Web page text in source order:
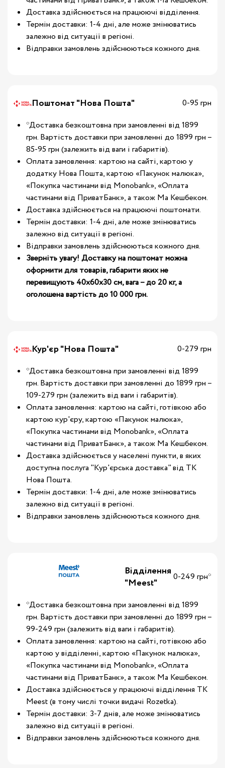
Доставка здійснюється на працюючі відділення.
Термін доставки: 1-4 дні, але може змінюватись
залежно від ситуації в регіоні.
Відправки замовлень здійснюються кожного дня.
Поштомат "Нова Пошта"
0-95 грн
*Доставка безкоштовна при замовленні від 1899
грн. Вартість доставки при замовленні до 1899 грн –
85-95 грн (залежить від ваги і габаритів).
Оплата замовлення: картою на сайті, картою у
додатку Нова Пошта, картою «Пакунок малюка»,
«Покупка частинами від Monobank», «Оплата
частинами від ПриватБанк», а також Ма Кешбеком.
Доставка здійснюється на працюючі поштомати.
Термін доставки: 1-4 дні, але може змінюватись
залежно від ситуації в регіоні.
Відправки замовлень здійснюються кожного дня.
Зверніть увагу! Доставку на поштомат можна
оформити для товарів, габарити яких не
перевищують 40х60х30 см, вага – до 20 кг, а
оголошена вартість до 10 000 грн.
Кур'єр "Нова Пошта"
0-279 грн
*Доставка безкоштовна при замовленні від 1899
грн. Вартість доставки при замовленні до 1899 грн –
109-279 грн (залежить від ваги і габаритів).
Оплата замовлення: картою на сайті, готівкою або
картою кур'єру, картою «Пакунок малюка»,
«Покупка частинами від Monobank», «Оплата
частинами від ПриватБанк», а також Ма Кешбеком.
Доставка здійснюється у населені пункти, в яких
доступна послуга "Кур'єрська доставка" від ТК
Нова Пошта.
Термін доставки: 1-4 дні, але може змінюватись
залежно від ситуації в регіоні.
Відправки замовлень здійснюються кожного дня.
Відділення
"Meest"
0-249 грн*
*Доставка безкоштовна при замовленні від 1899
грн. Вартість доставки при замовленні до 1899 грн –
99-249 грн (залежить від ваги і габаритів).
Оплата замовлення: картою на сайті, готівкою або
картою у відділенні, картою «Пакунок малюка»,
«Покупка частинами від Monobank», «Оплата
частинами від ПриватБанк», а також Ма Кешбеком.
Доставка здійснюється у працюючі відділення ТК
Meest (в тому числі точки видачі Rozetka).
Термін доставки: 3-7 днів, але може змінюватись
залежно від ситуації в регіоні.
Відправки замовлень здійснюються кожного дня.